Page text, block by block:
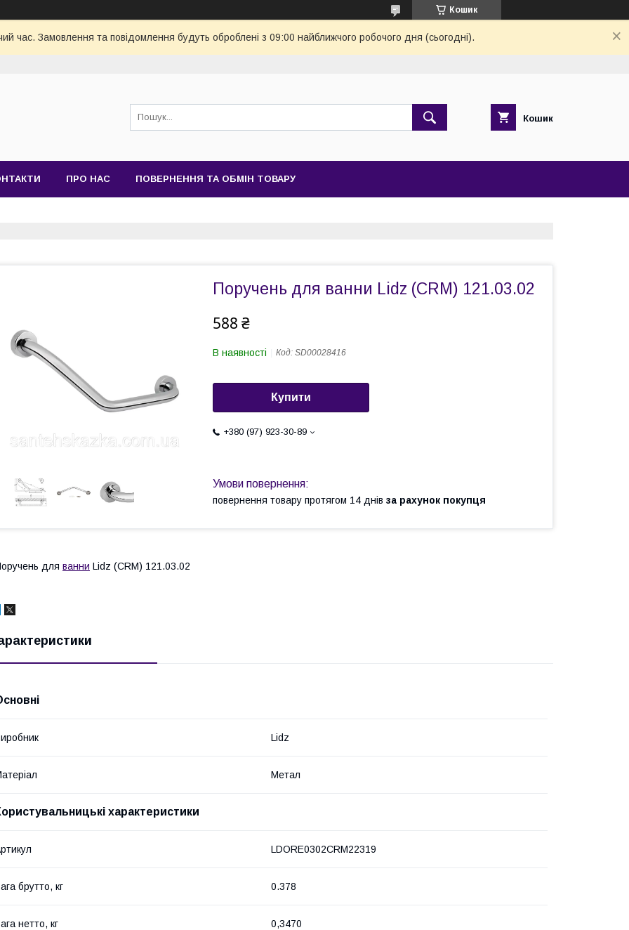
Кошик
час. Замовлення та повідомлення будуть оброблені з 09:00 найближчого робочого дня (сьогодні).
Кошик
ПРО НАС ПОВЕРНЕННЯ ТА ОБМІН ТОВАРУ
Поручень для ванни Lidz (CRM) 121.03.02
588 ₴
В наявності Код: SD00028416
Купити
+380 (97) 923-30-89
повернення товару протягом 14 днів за рахунок покупця
для ванни Lidz (CRM) 121.03.02
Lidz
Метал
характеристики
LDORE0302CRM22319
брутто, кг 0.378
нетто, кг 0,3470